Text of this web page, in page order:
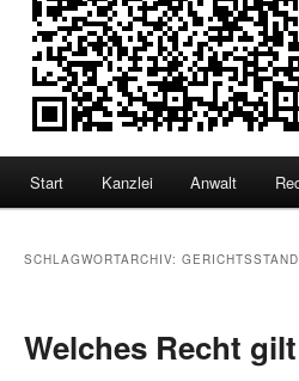
Start Kanzlei Anwalt
SCHLAGWORTARCHIV: GERICHTSSTAND
Welches Recht